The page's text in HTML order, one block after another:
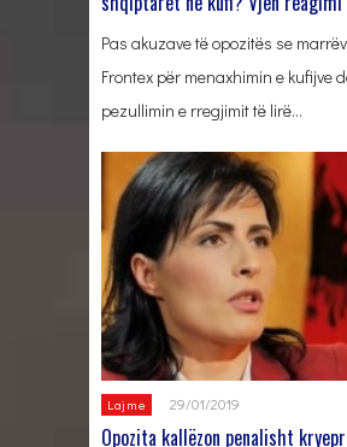
Pas akuzave të opozitës se
Frontex për menaxhimin e kufijve
pezullimin e rregjimit të lirë…
Lajme 29/01/2019
Opozita kallëzon penalisht